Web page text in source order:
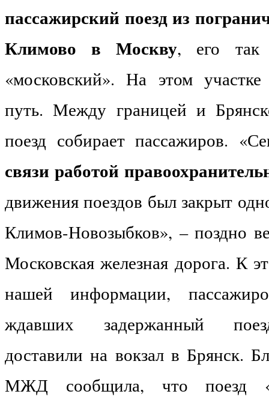
пассажирский поезд из
Климово в Москву, его
«московский». На этом
путь. Между границей и
поезд собирает пассажиров.
связи работой
движения поездов был закрыт
Климов-Новозыбков», – поздно
Московская железная дорога. К
нашей информации,
ждавших задержанный
доставили на вокзал в Брянск.
МЖД сообщила, что поезд